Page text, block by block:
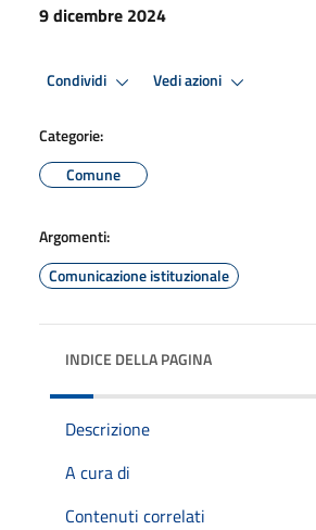
9 dicembre 2024
Condividi Vedi azioni
Categorie:
Comune
Argomenti:
Comunicazione istituzionale
INDICE DELLA PAGINA
Descrizione
A cura di
Contenuti correlati